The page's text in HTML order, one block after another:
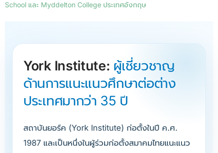
School และ Myddelton College ประเทศอังกฤษ
York Institute: ผู้เชี่ยวชาญ
ด้านการแนะแนวศึกษาต่อต่าง
ประเทศมากว่า 35 ปี
สถาบันยอร์ค (York Institute) ก่อตั้งในปี ค.ศ.
1987 และเป็นหนึ่งในผู้ร่วมก่อตั้งสมาคมไทยแนะแนว